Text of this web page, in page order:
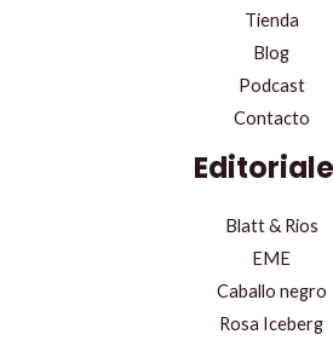
Tienda
Blog
Podcast
Contacto
Blatt & Rios
EME
Caballo negro
Rosa Iceberg